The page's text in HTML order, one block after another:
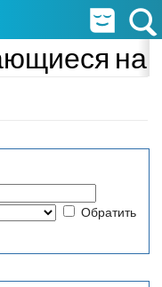
на
Обратить